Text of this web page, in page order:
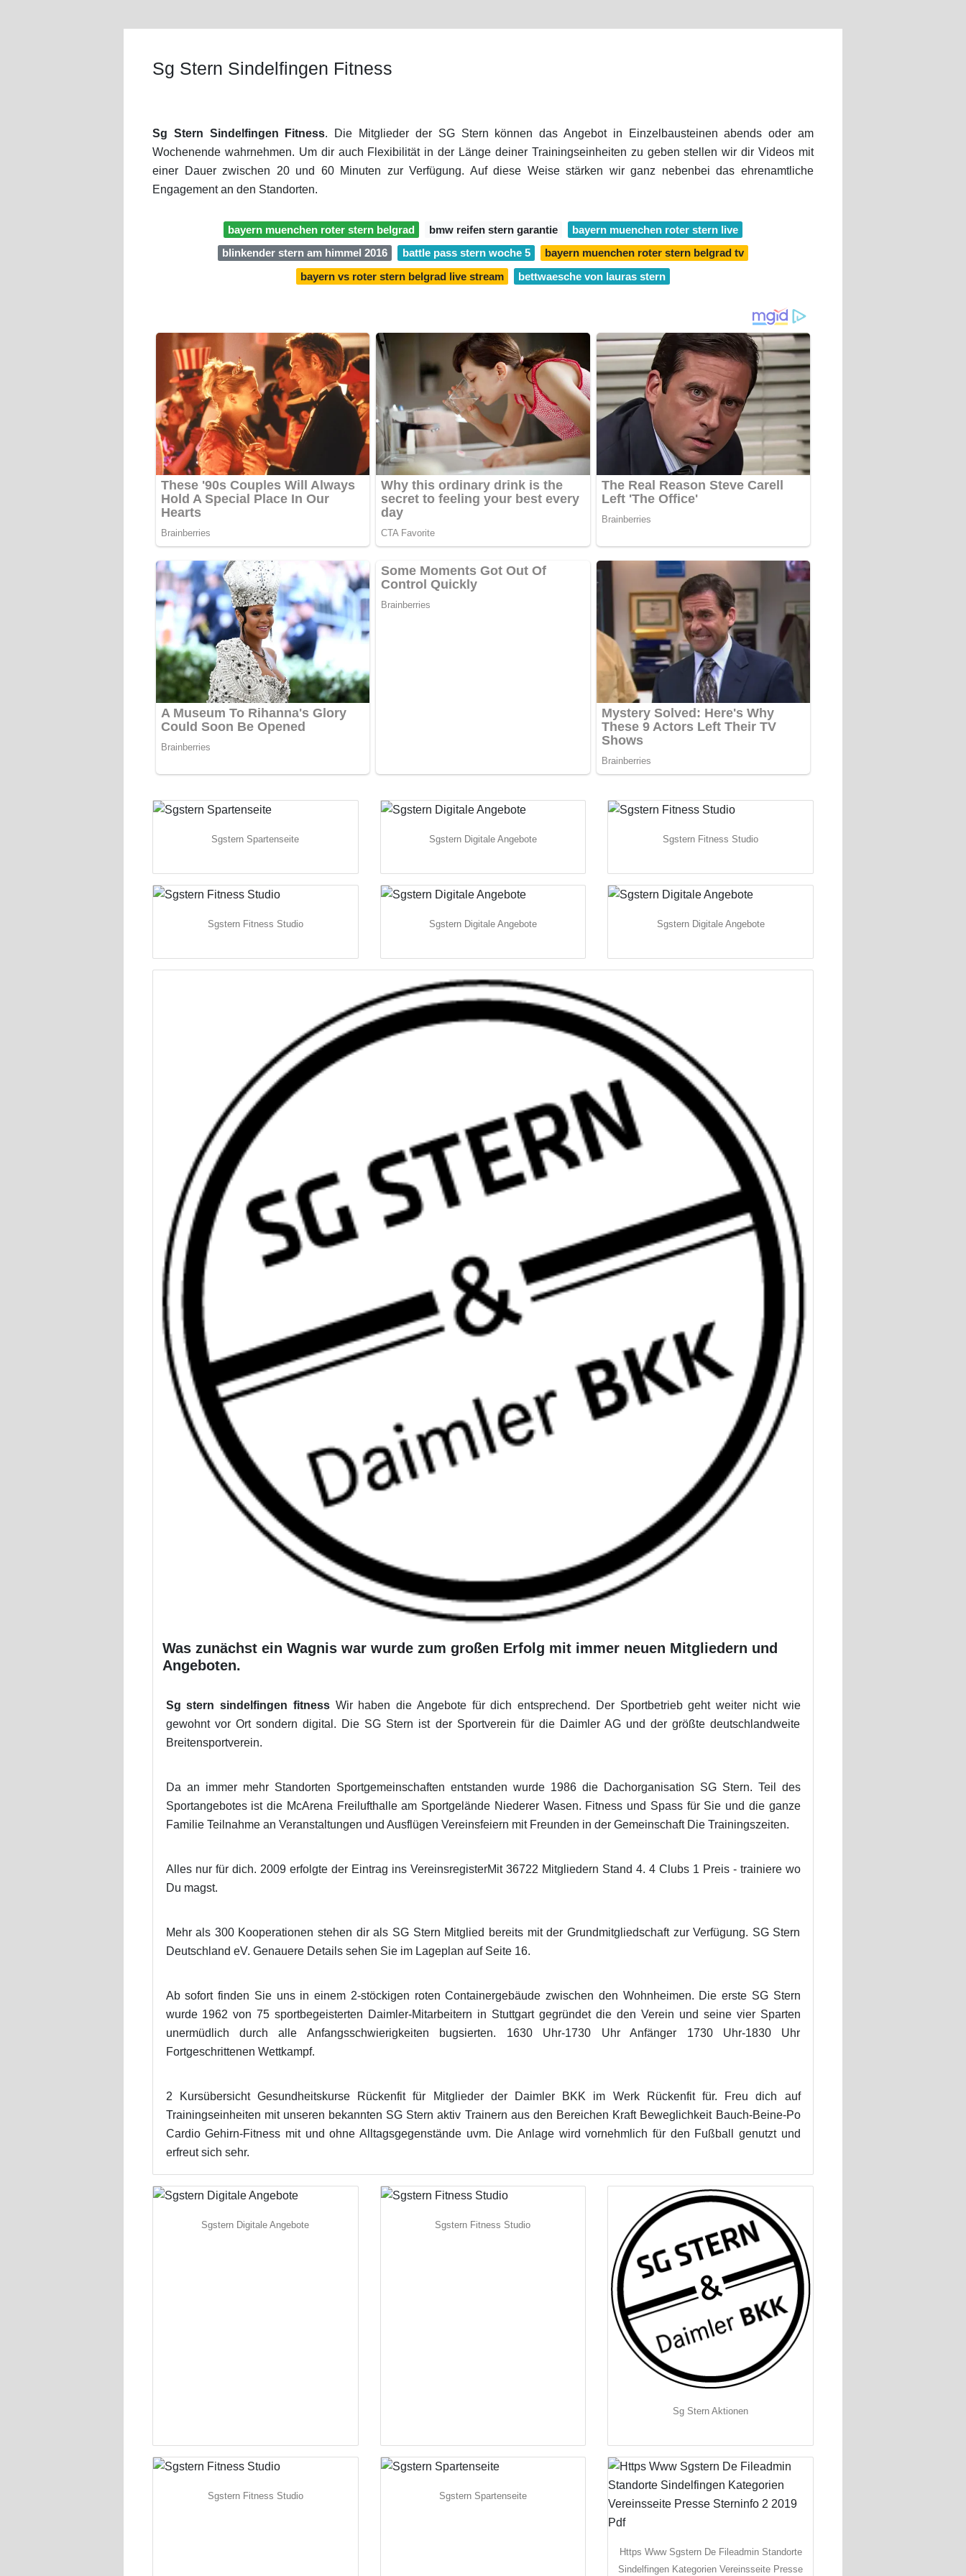
Sg Stern Sindelfingen Fitness
Sg Stern Sindelfingen Fitness. Die Mitglieder der SG Stern können das Angebot in Einzelbausteinen abends oder am
Wochenende wahrnehmen. Um dir auch Flexibilität in der Länge deiner Trainingseinheiten zu geben stellen wir dir Videos mit
einer Dauer zwischen 20 und 60 Minuten zur Verfügung. Auf diese Weise stärken wir ganz nebenbei das ehrenamtliche
Engagement an den Standorten.
bayern muenchen roter stern belgrad bmw reifen stern garantie
bayern muenchen roter stern live
blinkender stern am himmel 2016
battle pass stern woche 5
bayern muenchen roter stern belgrad tv
bayern vs roter stern belgrad live stream
bettwaesche von lauras stern
Sgstern Spartenseite Sgstern Digitale Angebote Sgstern Fitness Studio
Sgstern Fitness Studio Sgstern Digitale Angebote Sgstern Digitale Angebote
Was zunächst ein Wagnis war wurde zum großen Erfolg mit immer neuen Mitgliedern und
Angeboten.
Sg stern sindelfingen fitnessWir haben die Angebote für dich entsprechend. Der Sportbetrieb geht weiter nicht wie
gewohnt vor Ort sondern digital. Die SG Stern ist der Sportverein für die Daimler AG und der größte deutschlandweite
Breitensportverein.
Da an immer mehr Standorten Sportgemeinschaften entstanden wurde 1986 die Dachorganisation SG Stern. Teil des
Sportangebotes ist die McArena Freilufthalle am Sportgelände Niederer Wasen. Fitness und Spass für Sie und die ganze
Familie Teilnahme an Veranstaltungen und Ausflügen Vereinsfeiern mit Freunden in der Gemeinschaft Die Trainingszeiten.
Alles nur für dich. 2009 erfolgte der Eintrag ins VereinsregisterMit 36722 Mitgliedern Stand 4. 4 Clubs 1 Preis - trainiere wo
Du magst.
Mehr als 300 Kooperationen stehen dir als SG Stern Mitglied bereits mit der Grundmitgliedschaft zur Verfügung. SG Stern
Deutschland eV. Genauere Details sehen Sie im Lageplan auf Seite 16.
Ab sofort finden Sie uns in einem 2-stöckigen roten Containergebäude zwischen den Wohnheimen. Die erste SG Stern
wurde 1962 von 75 sportbegeisterten Daimler-Mitarbeitern in Stuttgart gegründet die den Verein und seine vier Sparten
unermüdlich durch alle Anfangsschwierigkeiten bugsierten. 1630 Uhr-1730 Uhr Anfänger 1730 Uhr-1830 Uhr
Fortgeschrittenen Wettkampf.
2 Kursübersicht Gesundheitskurse Rückenfit für Mitglieder der Daimler BKK im Werk Rückenfit für. Freu dich auf
Trainingseinheiten mit unseren bekannten SG Stern aktiv Trainern aus den Bereichen Kraft Beweglichkeit Bauch-Beine-Po
Cardio Gehirn-Fitness mit und ohne Alltagsgegenstände uvm. Die Anlage wird vornehmlich für den Fußball genutzt und
erfreut sich sehr.
Sgstern Digitale Angebote Sgstern Fitness Studio
Sg Stern Aktionen
Sgstern Fitness Studio Sgstern Spartenseite
Https Www Sgstern De Fileadmin Standorte
Sindelfingen Kategorien Vereinsseite Presse